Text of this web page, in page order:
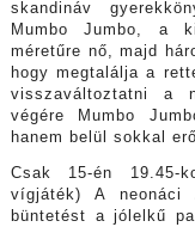
skandináv
Mumbo Jumbo, a
méretűre nő, majd
hogy megtalálja a
visszaváltoztatni a
végére Mumbo
hanem belül sokkal
Csak 15-én
vígjáték) A neonáci
büntetést a jólelkű